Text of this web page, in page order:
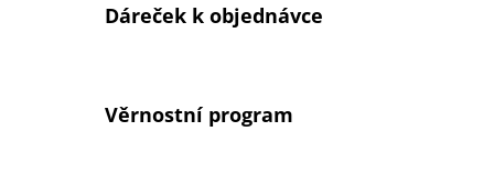
Dáreček k objednávce
Věrnostní program